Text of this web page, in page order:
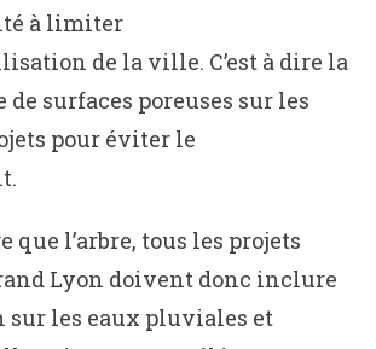
à limiter
de la ville. C’est à dire la
de surfaces poreuses sur les
pour éviter le
que l’arbre, tous les projets
Lyon doivent donc inclure
les eaux pluviales et